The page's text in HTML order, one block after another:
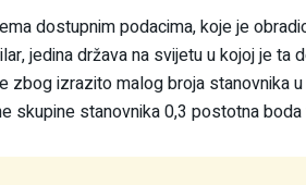
dostupnim podacima, koje je
jedina država na svijetu u kojoj je
zbog izrazito malog broja stanovnika
skupine stanovnika 0,3 postotna